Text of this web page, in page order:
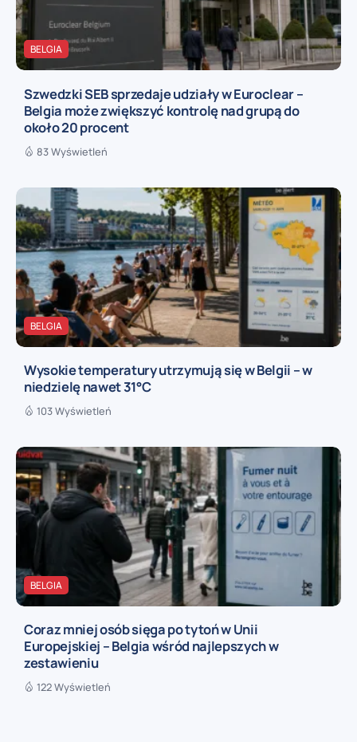
BELGIA
Szwedzki SEB sprzedaje udziały w Euroclear –
Belgia może zwiększyć kontrolę nad grupą do
około 20 procent
83 Wyświetleń
BELGIA
Wysokie temperatury utrzymują się w Belgii – w
niedzielę nawet 31°C
103 Wyświetleń
BELGIA
Coraz mniej osób sięga po tytoń w Unii
Europejskiej – Belgia wśród najlepszych w
zestawieniu
122 Wyświetleń